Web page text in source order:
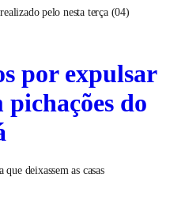
pelo nesta terça (04)
por expulsar
do
deixassem as casas